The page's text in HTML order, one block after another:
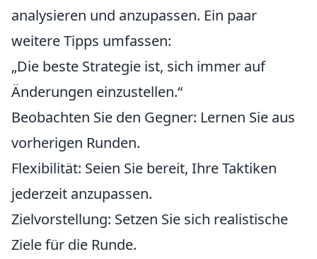
analysieren und anzupassen. Ein paar
weitere Tipps umfassen:
„Die beste Strategie ist, sich immer auf
Änderungen einzustellen.“
Beobachten Sie den Gegner: Lernen Sie aus
vorherigen Runden.
Flexibilität: Seien Sie bereit, Ihre Taktiken
jederzeit anzupassen.
Zielvorstellung: Setzen Sie sich realistische
Ziele für die Runde.